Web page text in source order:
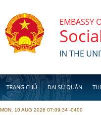
EMBASSY
IN THE
TRANG CHỦ ĐẠI SỨ QUÁN
MON, 10 AUG 2026 07:09:34 -0400